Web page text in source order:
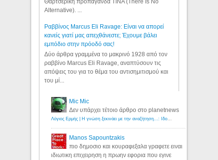
Alternative). ...
Ραββίνος Marcus Eli Ravage: Είναι να απορεί
κανείς γιατί μας απεχθάνεστε; Έχουμε βάλει
εμπόδιο στην πρόοδό σας!
Δύο άρθρα γραμμένα το μακρινό 1928 από τον
ραββίνο Marcus Eli Ravage, αναπτύσουν τις
απόψεις του για το θέμα του αντισημιτισμού και
του μί...
Mic Mic
Δεν υπάρχει τέτοιο άρθρο στο planetnews
Λόγιος Ερμής | Η γνώση ξεκινάει με την αναζήτηση...: Ιδού οι 18 που χρωστούν 11 δις ευρώ!
Manos Sapountzakis
πιο δημοσιο και κουραφεξαλα γραφετε ειναι
ιδιωτικη επιχειρηση η πρωην εφορια που εγινε